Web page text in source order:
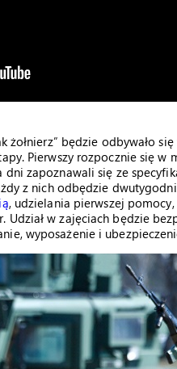
żołnierz” będzie odbywało
Pierwszy rozpocznie się w
dni zapoznawali się ze
z nich odbędzie
, udzielania pierwszej
Udział w zajęciach będzie
wyposażenie i